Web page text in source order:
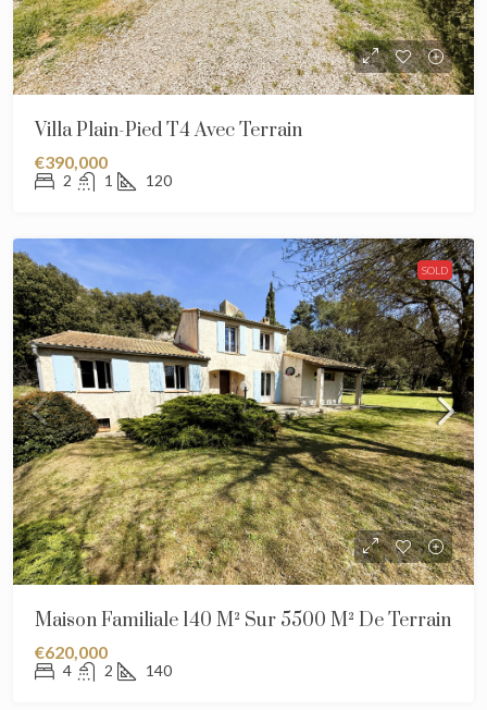
Villa Plain-Pied T4 Avec Terrain
€390,000
2 1 120
SOLD
Maison Familiale 140 M² Sur 5500 M² De Terrain
€620,000
4 2 140